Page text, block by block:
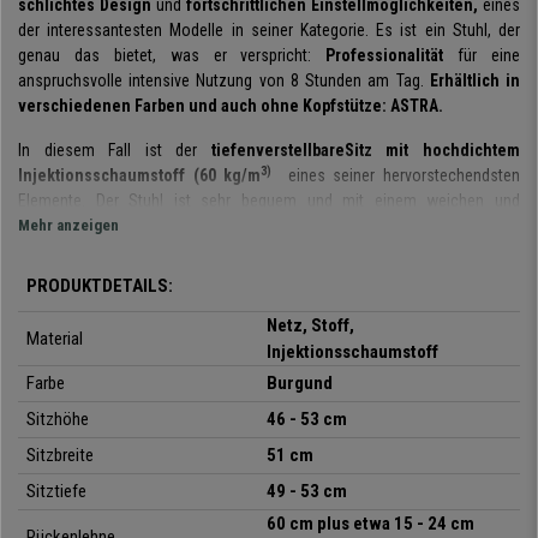
schlichtes Design und fortschrittlichen Einstellmöglichkeiten, eines
der interessantesten Modelle in seiner Kategorie. Es ist ein Stuhl, der
genau das bietet, was er verspricht:
Professionalität für eine
anspruchsvolle intensive Nutzung von 8 Stunden am Tag. Erhältlich in
verschiedenen Farben und auch ohne Kopfstütze: ASTRA.
In diesem Fall ist der tiefenverstellbareSitz mit hochdichtem
Injektionsschaumstoff (60 kg/m3)
eines seiner hervorstechendsten
Elemente. Der Stuhl ist sehr bequem und mit einem weichen und
angenehmen Stoff bezogen. Er ist ideal, um durch individuelle
Eigenschaft ist nur bei ergonomischen Stühlen der Spitzenklasse
DieRückenlehne aus atmungsaktivem Netzgewebeist mit einer
höhenverstellbaren Lendenwirbelstütze ausgestattet.
wichtiges Merkmal dieses Modells, denn der untere Rücken ist eine der
empfindlichsten Stellen des Körpers. Die Wölbung und die durchdachten
Formen bieten dem Rücken eine
optimale Unterstützung
bequeme in Höhe und Neigung verstellbare Kopfstütze
das vor allem beim Zurücklehnen und Ausruhen ein Plus darstellt.
Mehr anzeigen
PRODUKTDETAILS:
Material
Netz, Stoff,
Injektionsschaumstoff
Farbe
Burgund
Sitzhöhe
46 - 53 cm
Sitzbreite
51 cm
Sitztiefe
49 - 53 cm
60 cm plus etwa 15 - 24 cm